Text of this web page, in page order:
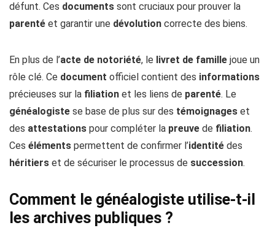
défunt. Ces documents sont cruciaux pour prouver la
parenté et garantir une dévolution correcte des biens.
En plus de l’acte de notoriété, le livret de famille joue un
rôle clé. Ce document officiel contient des informations
précieuses sur la filiation et les liens de parenté. Le
généalogiste se base de plus sur des témoignages et
des attestations pour compléter la preuve de filiation.
Ces éléments permettent de confirmer l’identité des
héritiers et de sécuriser le processus de succession.
Comment le généalogiste utilise-t-il
les archives publiques ?